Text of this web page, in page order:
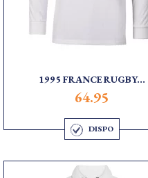
1995 FRANCE RUGBY...
64.95
DISPO